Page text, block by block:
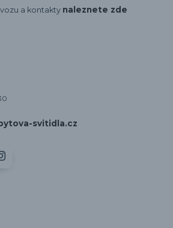
a kontakty naleznete zde
svitidla.cz